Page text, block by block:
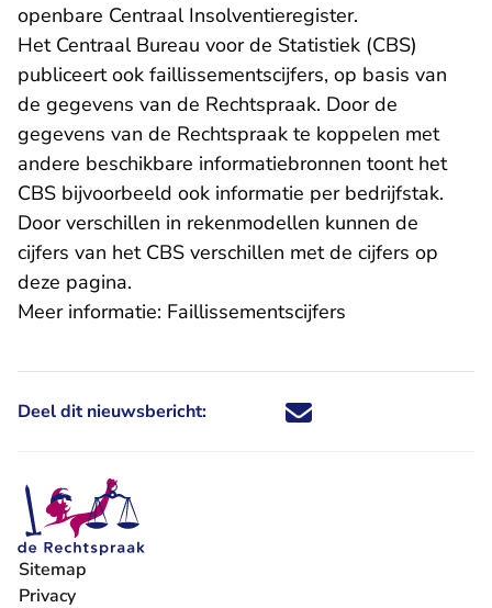
openbare Centraal Insolventieregister- U verlaat
.
Het Centraal Bureau voor de Statistiek (CBS)
publiceert ook faillissementscijfers, op basis van
de gegevens van de Rechtspraak. Door de
gegevens van de Rechtspraak te koppelen met
andere beschikbare informatiebronnen toont het
CBS bijvoorbeeld ook informatie per bedrijfstak.
Door verschillen in rekenmodellen kunnen de
cijfers van het CBS verschillen met de cijfers op
deze pagina.
Meer informatie: Faillissementscijfers
Deel dit nieuwsbericht: Deel dit nieuwsbericht via X -
Deel dit nieuwsbericht via
Deel dit nieuwsbericht
Deel dit
Sitemap
Privacy